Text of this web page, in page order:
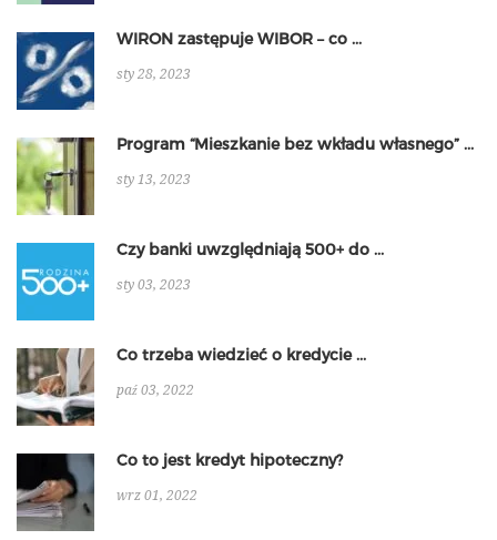
WIRON zastępuje WIBOR – co ...
sty 28, 2023
Program “Mieszkanie bez wkładu własnego” ...
sty 13, 2023
Czy banki uwzględniają 500+ do ...
sty 03, 2023
Co trzeba wiedzieć o kredycie ...
paź 03, 2022
Co to jest kredyt hipoteczny?
wrz 01, 2022